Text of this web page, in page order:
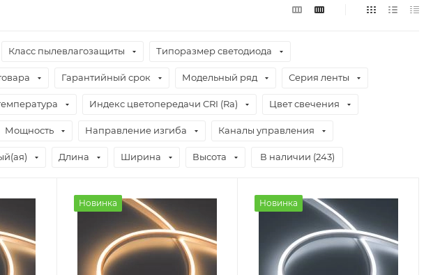
Класс пылевлагозащиты Типоразмер светодиода
Гарантийный срок Модельный ряд Серия ленты
Индекс цветопередачи CRI (Ra) Цвет свечения
Мощность Направление изгиба Каналы управления
Длина Ширина Высота В наличии (243)
Новинка Новинка